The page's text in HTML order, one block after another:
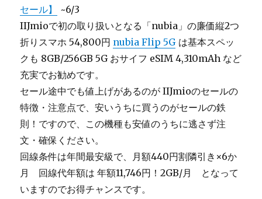
セール】
~6/3
IIJmioで初の取り扱いとなる「nubia」の廉価縦2つ
折りスマホ 54,800円 nubia Flip 5G は基本スペッ
クも 8GB/256GB 5G おサイフ eSIM 4,310mAh など
充実でお勧めです。
セール途中でも値上げがあるのが IIJmioのセールの
特徴・注意点で、安いうちに買うのがセールの鉄
則！ですので、この機種も安値のうちに逃さず注
文・確保ください。
回線条件は年間最安級で、月額440円割隣引き×6か
月 回線代年額は 年額11,746円！2GB/月 となって
いますのでお得チャンスです。